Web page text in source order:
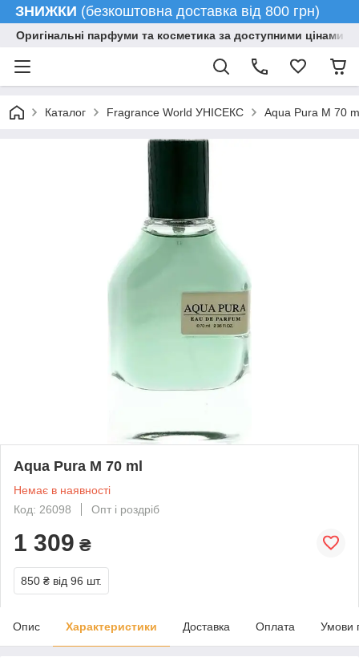
ЗНИЖКИ (безкоштовна доставка від 800 грн)
Оригінальні парфуми та косметика за доступними цінами
Каталог Fragrance World УНІСЕКС Aqua Pura M 70
Aqua Pura M 70 ml
Немає в наявності
Код: 26098
Опт і роздріб
1 309 ₴
850 ₴ від 96 шт.
Опис Характеристики Доставка Оплата Умови